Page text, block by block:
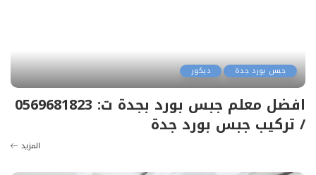
جبس بورد جدة ديكور
افضل معلم جبس بورد بجدة ت: 0569681823
/ تركيب جبس بورد جدة
المزيد